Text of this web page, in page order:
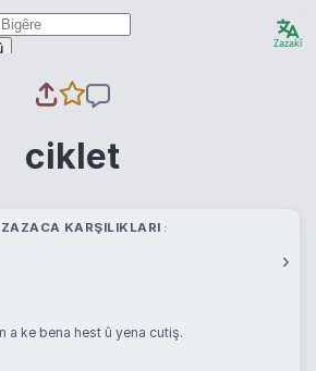
Zazakî
ciklet
KARŞILIKLARI
›
a ke bena hest û yena cutiş.